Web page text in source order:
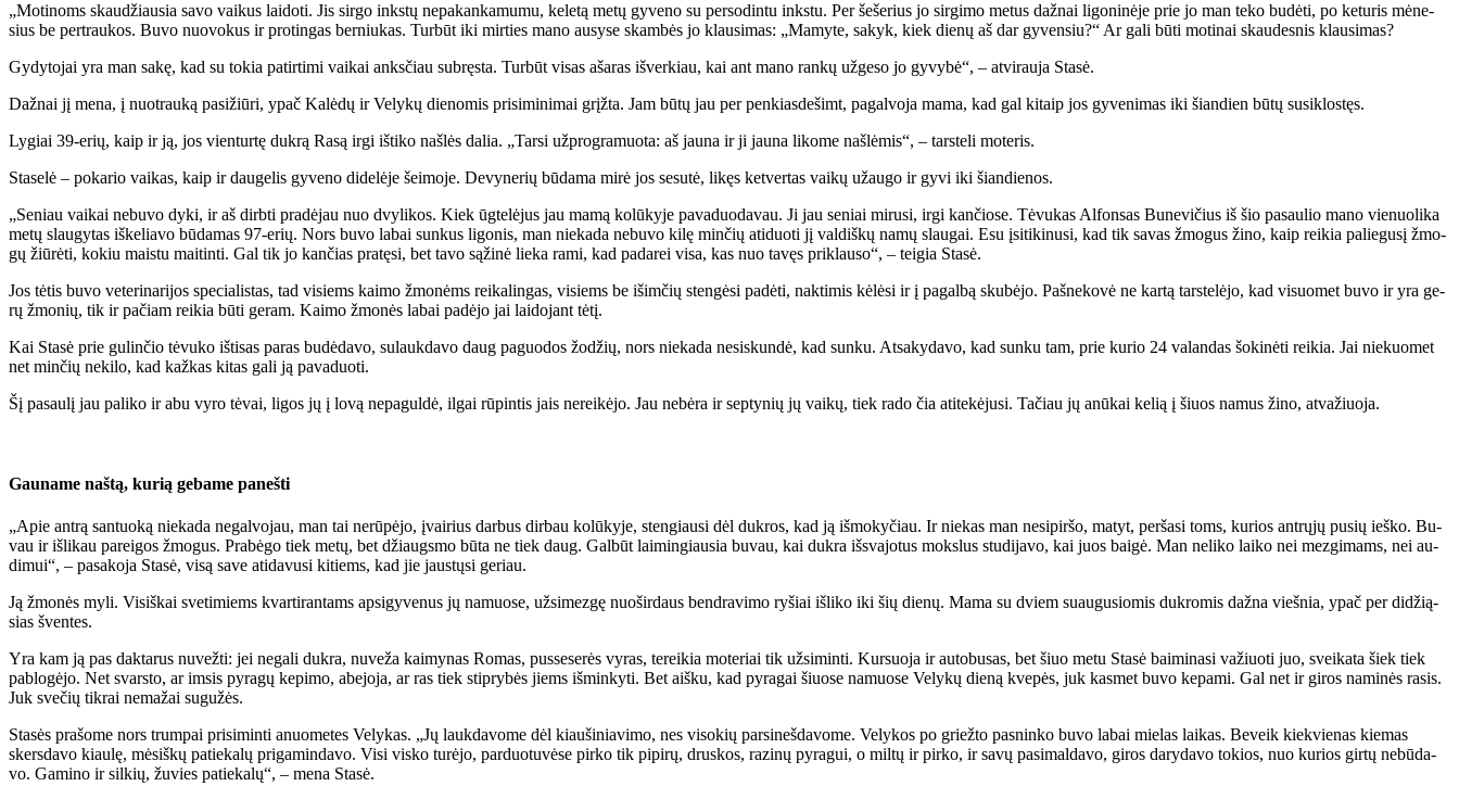
„Mo­ti­noms skau­džiau­sia sa­vo vai­kus lai­do­ti. Jis sir­go inks­tų ne­pa­kan­ka­mu­mu, ke­le­tą me­tų gy­ve­no su per­so­din­tu inks­tu. Per še­še­rius jo sir­gi­mo me­tus daž­nai li­go­ni­nė­je prie jo man te­ko bu­dė­ti, po ke­tu­ris mė­ne­
sius be per­trau­kos. Bu­vo nuo­vo­kus ir pro­tin­gas ber­niu­kas. Tur­būt iki mir­ties ma­no au­sy­se skam­bės jo klau­si­mas: „Ma­my­te, sa­kyk, kiek die­nų aš dar gy­ven­siu?“ Ar ga­li bū­ti mo­ti­nai skau­des­nis klau­si­mas?
Gy­dy­to­jai yra man sa­kę, kad su to­kia pa­tir­ti­mi vai­kai anks­čiau su­bręs­ta. Tur­būt vi­sas aša­ras iš­ver­kiau, kai ant ma­no ran­kų už­ge­so jo gy­vy­bė“, – at­vi­rau­ja Sta­sė.
Daž­nai jį me­na, į nuo­trau­ką pa­si­žiū­ri, ypač Ka­lė­dų ir Ve­ly­kų die­no­mis pri­si­mi­ni­mai grįž­ta. Jam bū­tų jau per pen­kias­de­šimt, pa­gal­vo­ja ma­ma, kad gal ki­taip jos gy­ve­ni­mas iki šian­dien bū­tų su­si­klos­tęs.
Ly­giai 39-erių, kaip ir ją, jos vien­tur­tę duk­rą Ra­są ir­gi iš­ti­ko naš­lės da­lia. „Tar­si už­prog­ra­muo­ta: aš jau­na ir ji jau­na li­ko­me naš­lė­mis“, – tars­te­li mo­te­ris.
Sta­se­lė – po­ka­rio vai­kas, kaip ir dau­ge­lis gy­ve­no di­de­lė­je šei­mo­je. De­vy­ne­rių bū­da­ma mi­rė jos se­su­tė, li­kęs ket­ver­tas vai­kų už­au­go ir gy­vi iki šian­die­nos.
„Se­niau vai­kai ne­bu­vo dy­ki, ir aš dirb­ti pra­dė­jau nuo dvy­li­kos. Kiek ūg­te­lė­jus jau ma­mą ko­lū­ky­je pa­va­duo­da­vau. Ji jau se­niai mi­ru­si, ir­gi kan­čio­se. Tė­vu­kas Al­fon­sas Bu­ne­vi­čius iš šio pa­sau­lio ma­no vie­nuo­li­ka
me­tų slau­gy­tas iš­ke­lia­vo bū­da­mas 97-erių. Nors bu­vo la­bai sun­kus li­go­nis, man nie­ka­da ne­bu­vo ki­lę min­čių ati­duo­ti jį val­diš­kų na­mų slau­gai. Esu įsi­ti­ki­nu­si, kad tik sa­vas žmo­gus ži­no, kaip rei­kia pa­lie­gu­sį žmo­
gų žiū­rė­ti, ko­kiu mais­tu mai­tin­ti. Gal tik jo kan­čias pra­tę­si, bet ta­vo są­ži­nė lie­ka ra­mi, kad pa­da­rei vi­sa, kas nuo ta­vęs pri­klau­so“, – tei­gia Sta­sė.
Jos tė­tis bu­vo ve­te­ri­na­ri­jos spe­cia­lis­tas, tad vi­siems kai­mo žmo­nėms rei­ka­lin­gas, vi­siems be iš­im­čių sten­gė­si pa­dė­ti, nak­ti­mis kė­lė­si ir į pa­gal­bą sku­bė­jo. Pa­šne­ko­vė ne kar­tą tars­te­lė­jo, kad vi­suo­met bu­vo ir yra ge­
rų žmo­nių, tik ir pa­čiam rei­kia bū­ti ge­ram. Kai­mo žmo­nės la­bai pa­dė­jo jai lai­do­jant tė­tį.
Kai Sta­sė prie gu­lin­čio tė­vu­ko iš­ti­sas pa­ras bu­dė­da­vo, su­lauk­da­vo daug pa­guo­dos žo­džių, nors nie­ka­da ne­si­skun­dė, kad sun­ku. At­sa­ky­da­vo, kad sun­ku tam, prie ku­rio 24 va­lan­das šo­ki­nė­ti rei­kia. Jai nie­kuo­met
net min­čių ne­ki­lo, kad kaž­kas ki­tas ga­li ją pa­va­duo­ti.
Šį pa­sau­lį jau pa­li­ko ir abu vy­ro tė­vai, li­gos jų į lo­vą ne­pa­gul­dė, il­gai rū­pin­tis jais ne­rei­kė­jo. Jau ne­bė­ra ir sep­ty­nių jų vai­kų, tiek ra­do čia ati­te­kė­ju­si. Ta­čiau jų anū­kai ke­lią į šiuos na­mus ži­no, at­va­žiuo­ja.
Gau­na­me naš­tą, ku­rią ge­ba­me pa­neš­ti
„Apie an­trą san­tuo­ką nie­ka­da ne­gal­vo­jau, man tai ne­rū­pė­jo, įvai­rius dar­bus dir­bau ko­lū­ky­je, sten­giau­si dėl duk­ros, kad ją iš­mo­ky­čiau. Ir nie­kas man ne­si­pir­šo, ma­tyt, per­ša­si toms, ku­rios ant­rų­jų pu­sių ieš­ko. Bu­
vau ir iš­li­kau pa­rei­gos žmo­gus. Pra­bė­go tiek me­tų, bet džiaugs­mo bū­ta ne tiek daug. Gal­būt lai­min­giau­sia bu­vau, kai duk­ra iš­sva­jo­tus moks­lus stu­di­ja­vo, kai juos bai­gė. Man ne­li­ko lai­ko nei mez­gi­mams, nei au­
di­mui“, – pa­sa­ko­ja Sta­sė, vi­są sa­ve ati­da­vu­si ki­tiems, kad jie jaus­tų­si ge­riau.
Ją žmo­nės my­li. Vi­siš­kai sve­ti­miems kvar­ti­ran­tams ap­si­gy­ve­nus jų na­muo­se, už­si­mez­gę nuo­šir­daus ben­dra­vi­mo ry­šiai iš­li­ko iki šių die­nų. Ma­ma su dviem su­au­gu­sio­mis duk­ro­mis daž­na vieš­nia, ypač per di­dži­ą­
sias šven­tes.
Yra kam ją pas dak­ta­rus nu­vež­ti: jei ne­ga­li duk­ra, nu­ve­ža kai­my­nas Ro­mas, pus­se­se­rės vy­ras, te­rei­kia mo­te­riai tik už­si­min­ti. Kur­suo­ja ir au­to­bu­sas, bet šiuo me­tu Sta­sė bai­mi­na­si va­žiuo­ti juo, svei­ka­ta šiek tiek
pa­blo­gė­jo. Net svars­to, ar im­sis py­ra­gų ke­pi­mo, abe­jo­ja, ar ras tiek stip­ry­bės jiems iš­min­ky­ti. Bet aiš­ku, kad py­ra­gai šiuo­se na­muo­se Ve­ly­kų die­ną kve­pės, juk kas­met bu­vo ke­pa­mi. Gal net ir gi­ros na­mi­nės ra­sis.
Juk sve­čių tik­rai ne­ma­žai su­gu­žės.
Sta­sės pra­šo­me nors trum­pai pri­si­min­ti anuo­me­tes Ve­ly­kas. „Jų lauk­da­vo­me dėl kiau­ši­nia­vi­mo, nes vi­so­kių par­si­neš­da­vo­me. Ve­ly­kos po griež­to pas­nin­ko bu­vo la­bai mie­las lai­kas. Be­veik kiek­vie­nas kie­mas
skers­da­vo kiau­lę, mė­siš­kų pa­tie­ka­lų pri­ga­min­da­vo. Vi­si vis­ko tu­rė­jo, par­duo­tu­vė­se pir­ko tik pi­pi­rų, drus­kos, ra­zi­nų py­ra­gui, o mil­tų ir pir­ko, ir sa­vų pa­si­mal­da­vo, gi­ros da­ry­da­vo to­kios, nuo ku­rios gir­tų ne­bū­da­
vo. Ga­mi­no ir sil­kių, žu­vies pa­tie­ka­lų“, – me­na Sta­sė.